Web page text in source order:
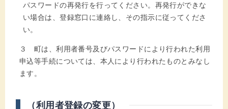
パスワードの再発行を行ってください。再発行ができな
い場合は、登録窓口に連絡し、その指示に従ってくださ
い。
３ 町は、利用者番号及びパスワードにより行われた利用
申込等手続については、本人により行われたものとみなし
ます。
（利用者登録の変更）